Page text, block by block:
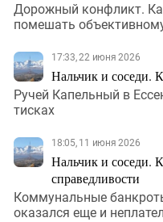
Дорожный конфликт.
помешать
17:33, 22 июня 2026
Нальчик и соседи.
Ручей Капельный в
тисках
18:05, 11 июня 2026
Нальчик и соседи.
справедливости
Коммунальные
оказался еще и